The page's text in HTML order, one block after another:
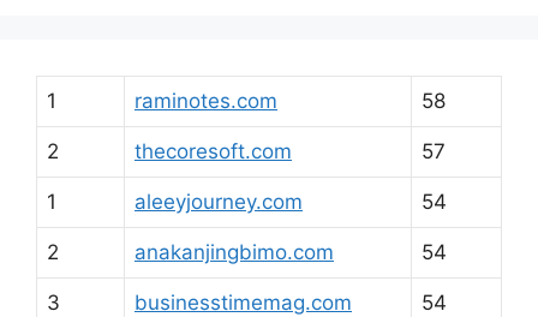
1 raminotes.com 58
2 thecoresoft.com 57
1 aleeyjourney.com 54
2 anakanjingbimo.com 54
3 businesstimemag.com 54